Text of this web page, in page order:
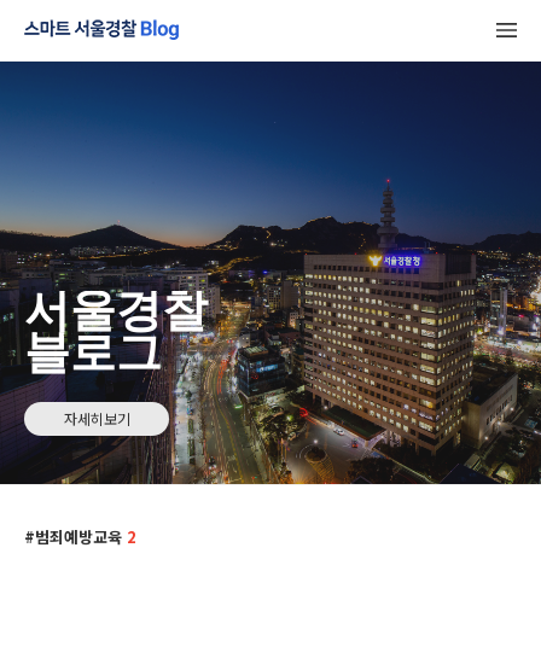
서울경찰
블로그
자세히보기
범죄예방교육 2